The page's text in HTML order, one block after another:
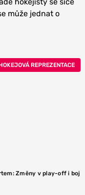
může jednat o
REPREZENTACE
Změny v play-off i boj